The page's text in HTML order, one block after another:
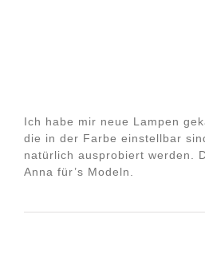
Ich habe mir neue Lampen
die in der Farbe einstellbar
natürlich ausprobiert werden.
Anna für’s Modeln.